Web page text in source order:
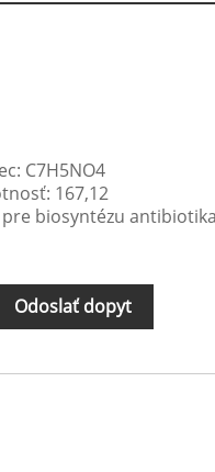
C7H5NO4
167,12
pre biosyntézu
Odoslať dopyt